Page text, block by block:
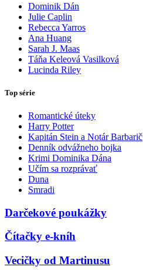
Dominik Dán
Julie Caplin
Rebecca Yarros
Ana Huang
Sarah J. Maas
Táňa Keleová Vasilková
Lucinda Riley
Top série
Romantické úteky
Harry Potter
Kapitán Stein a Notár Barbarič
Denník odvážneho bojka
Krimi Dominika Dána
Učím sa rozprávať
Duna
Smradi
Darčekové poukážky
Čítačky e-kníh
Vecičky od Martinusu